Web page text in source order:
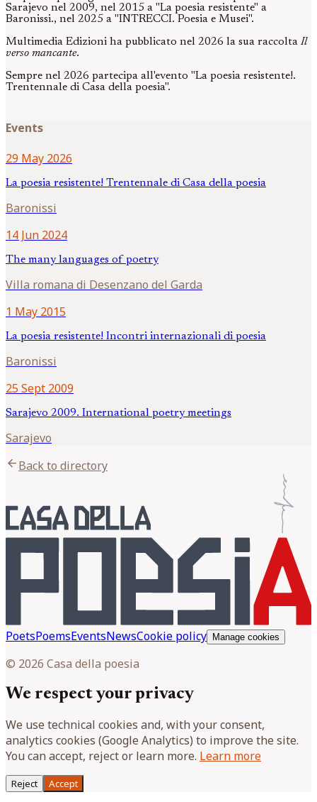
Sarajevo nel 2009, nel 2015 a "La poesia resistente" a
Baronissi., nel 2025 a "INTRECCI. Poesia e Musei".
Multimedia Edizioni ha pubblicato nel 2026 la sua raccolta Il
verso mancante.
Sempre nel 2026 partecipa all'evento "La poesia resistente!.
Trentennale di Casa della poesia".
Events
29 May 2026
La poesia resistente! Trentennale di Casa della poesia
Baronissi
14 Jun 2024
The many languages ​​of poetry
Villa romana di Desenzano del Garda
1 May 2015
La poesia resistente! Incontri internazionali di poesia
Baronissi
25 Sept 2009
Sarajevo 2009. International poetry meetings
Sarajevo
arrow_backBack to directory
PoetsPoemsEventsNewsCookie policy Manage cookies
© 2026 Casa della poesia
We respect your privacy
We use technical cookies and, with your consent,
analytics cookies (Google Analytics) to improve the site.
You can accept, reject or learn more. Learn more
Reject Accept